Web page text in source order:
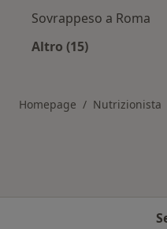
Sovrappeso a Roma
Altro (15)
Homepage Nutrizionista